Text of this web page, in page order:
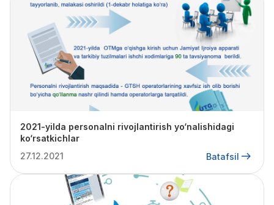
2021-yilda personalni rivojlantirish yo‘nalishidagi
ko‘rsatkichlar
27.12.2021
Batafsil